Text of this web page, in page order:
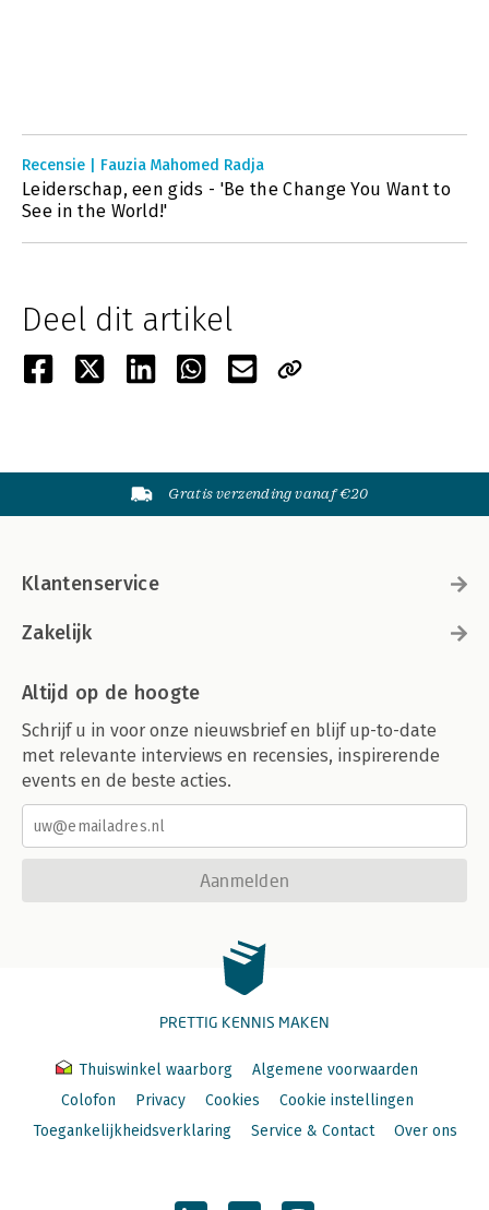
Recensie | Fauzia Mahomed Radja
Leiderschap, een gids - 'Be the Change You Want to
See in the World!'
Deel dit artikel
Gratis verzending vanaf €20
Klantenservice
Zakelijk
Altijd op de hoogte
Schrijf u in voor onze nieuwsbrief en blijf up-to-date
met relevante interviews en recensies, inspirerende
events en de beste acties.
Aanmelden
PRETTIG KENNIS MAKEN
Thuiswinkel waarborg
Algemene voorwaarden
Colofon
Privacy Cookies
Cookie instellingen
Toegankelijkheidsverklaring
Service & Contact Over ons